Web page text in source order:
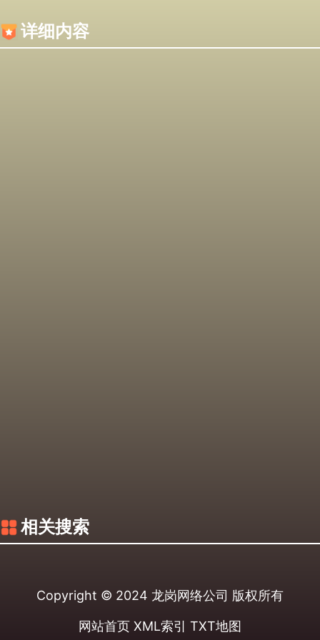
详细内容
相关搜索
Copyright © 2024 龙岗网络公司 版权所有
网站首页 XML索引 TXT地图